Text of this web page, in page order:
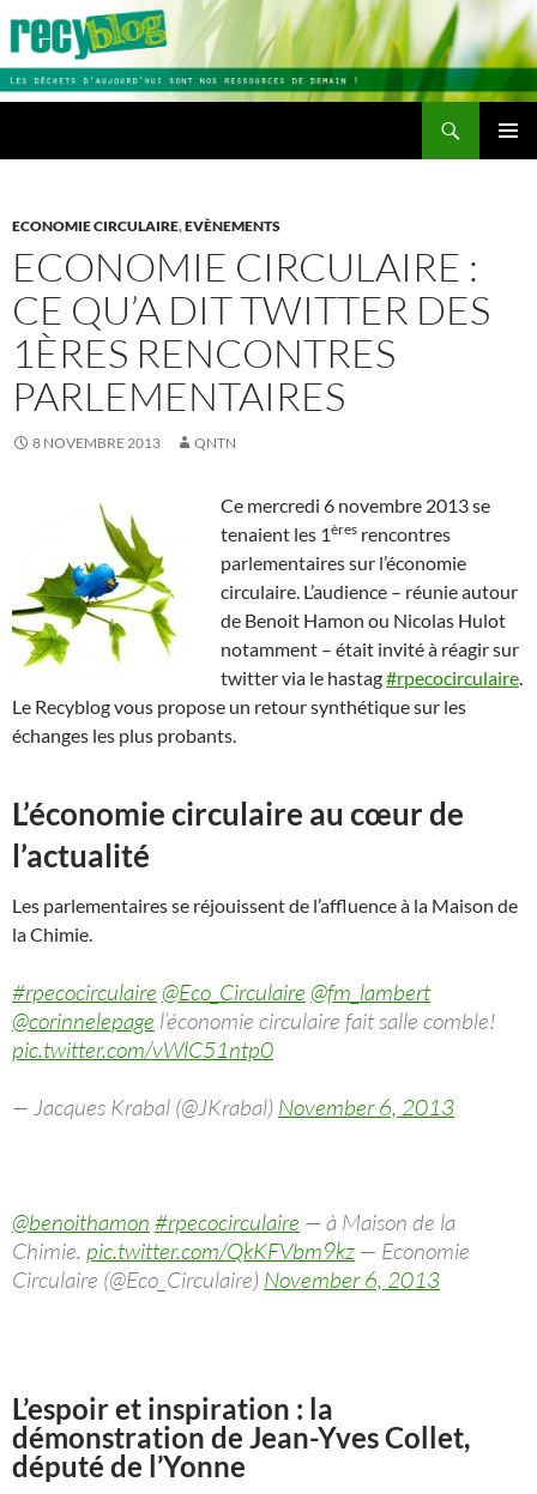
Aller
contenu
ECONOMIE CIRCULAIRE,EVÈNEMENTS
ECONOMIE CIRCULAIRE :
CE QU’A DIT TWITTER DES
1ÈRES RENCONTRES
PARLEMENTAIRES
8 NOVEMBRE 2013 QNTN
Ce mercredi 6 novembre 2013 se
tenaient les 1ères rencontres
parlementaires sur l’économie
circulaire. L’audience – réunie autour
de Benoit Hamon ou Nicolas Hulot
notamment – était invité à réagir sur
twitter via le hastag#rpecocirculaire.
Le Recyblog vous propose un retour synthétique sur les
échanges les plus probants.
L’économie circulaire au cœur de
l’actualité
Les parlementaires se réjouissent de l’affluence à la Maison de
la Chimie.
#rpecocirculaire @Eco_Circulaire @fm_lambert
@corinnelepage l’économie circulaire fait salle comble!
pic.twitter.com/vWlC51ntp0
— Jacques Krabal (@JKrabal) November 6, 2013
@benoithamon #rpecocirculaire — à Maison de la
Chimie. pic.twitter.com/QkKFVbm9kz — Economie
Circulaire (@Eco_Circulaire) November 6, 2013
L’espoir et inspiration : la
démonstration de Jean-Yves Collet,
député de l’Yonne